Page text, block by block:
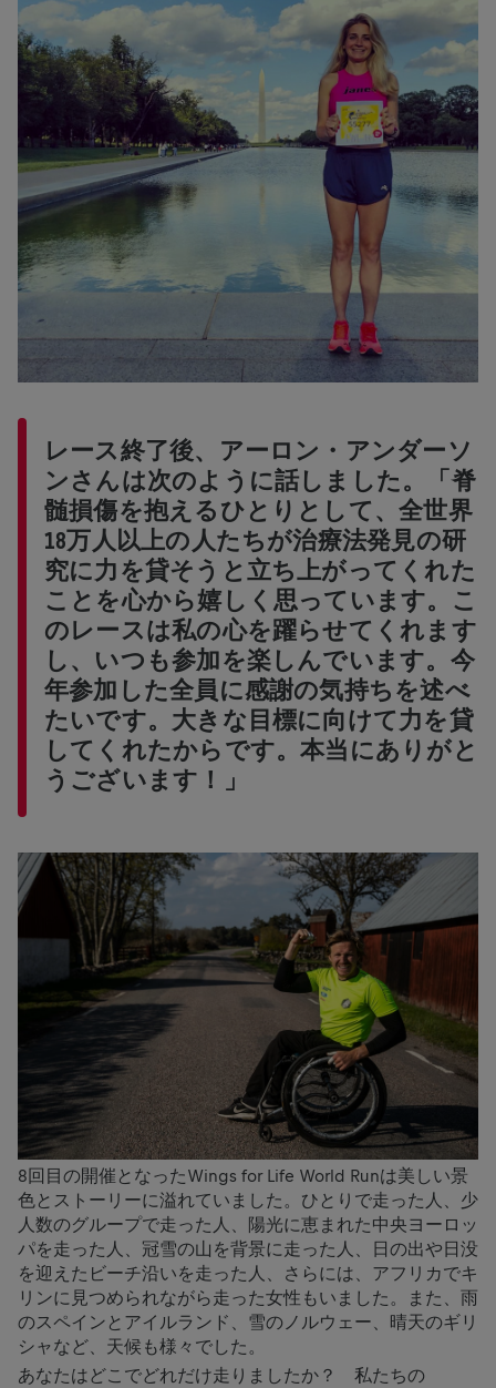
レース終了後、アーロン・アンダーソ
ンさんは次のように話しました。「脊
髄損傷を抱えるひとりとして、全世界
18万人以上の人たちが治療法発見の研
究に力を貸そうと立ち上がってくれた
ことを心から嬉しく思っています。こ
のレースは私の心を躍らせてくれます
し、いつも参加を楽しんでいます。今
年参加した全員に感謝の気持ちを述べ
たいです。大きな目標に向けて力を貸
してくれたからです。本当にありがと
うございます！」
8回目の開催となったWings for Life World Runは美しい景
色とストーリーに溢れていました。ひとりで走った人、少
人数のグループで走った人、陽光に恵まれた中央ヨーロッ
パを走った人、冠雪の山を背景に走った人、日の出や日没
を迎えたビーチ沿いを走った人、さらには、アフリカでキ
リンに見つめられながら走った女性もいました。また、雨
のスペインとアイルランド、雪のノルウェー、晴天のギリ
シャなど、天候も様々でした。
あなたはどこでどれだけ走りましたか？ 私たちの